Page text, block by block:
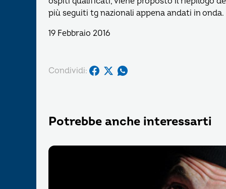
più seguiti tg nazionali appena andati in onda.
19 Febbraio 2016
Condividi:
Potrebbe anche interessarti